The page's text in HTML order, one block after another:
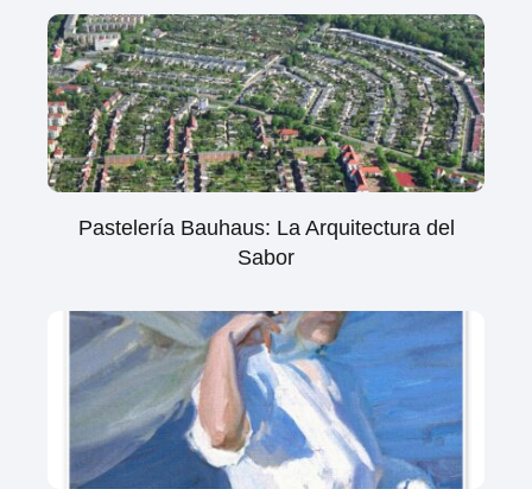
Pastelería Bauhaus: La Arquitectura del
Sabor